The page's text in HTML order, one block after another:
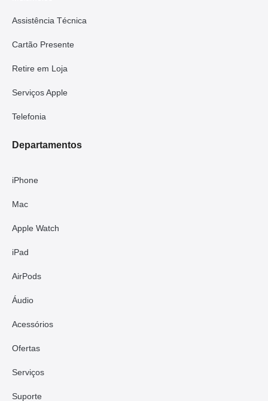
Assistência Técnica
Cartão Presente
Retire em Loja
Serviços Apple
Telefonia
Departamentos
iPhone
Mac
Apple Watch
iPad
AirPods
Áudio
Acessórios
Ofertas
Serviços
Suporte